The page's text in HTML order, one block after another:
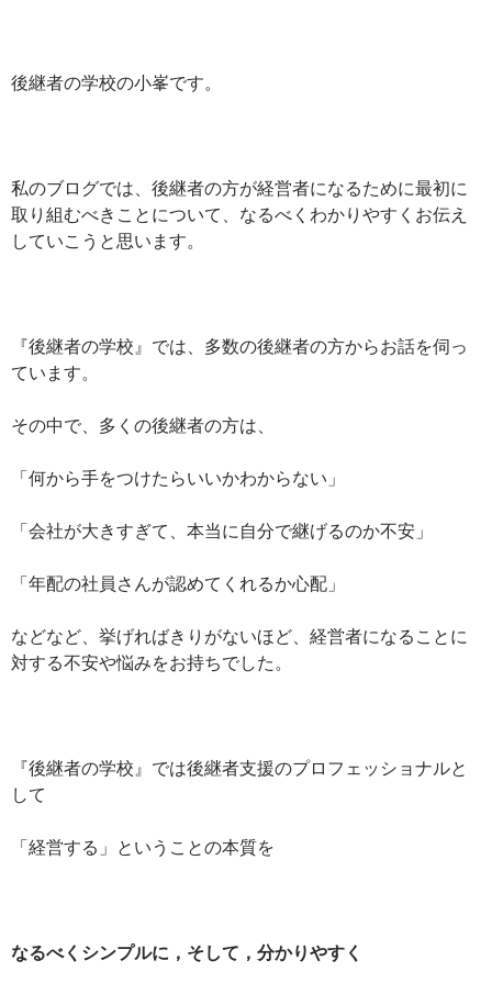
後継者の学校の小峯です。
私のブログでは、後継者の方が経営者になるために最初に
取り組むべきことについて、なるべくわかりやすくお伝え
していこうと思います。
『後継者の学校』では、多数の後継者の方からお話を伺っ
ています。
その中で、多くの後継者の方は、
「何から手をつけたらいいかわからない」
「会社が大きすぎて、本当に自分で継げるのか不安」
「年配の社員さんが認めてくれるか心配」
などなど、挙げればきりがないほど、経営者になることに
対する不安や悩みをお持ちでした。
『後継者の学校』では後継者支援のプロフェッショナルと
して
「経営する」ということの本質を
なるべくシンプルに，そして，分かりやすく